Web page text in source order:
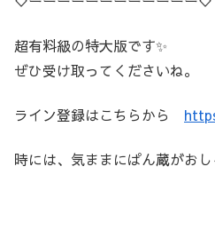
超有料級の特大版です✨
ぜひ受け取ってくださいね。
ライン登録はこちらから
時には、気ままにぱん蔵がお